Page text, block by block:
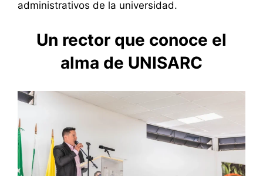
administrativos de la universidad.
Un rector que conoce el
alma de UNISARC